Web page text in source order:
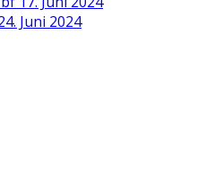
Juni 2024